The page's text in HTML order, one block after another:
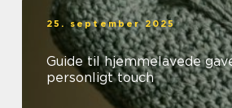
25. september 2025
Guide til hjemmelavede
personligt touch